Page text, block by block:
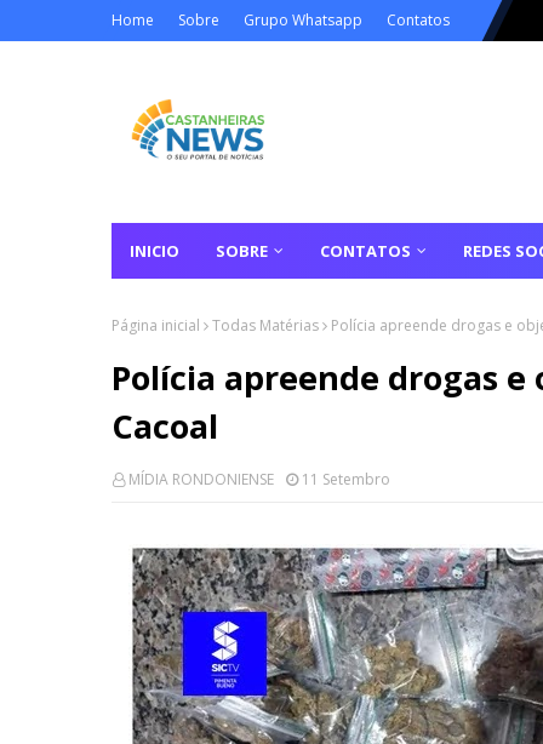
Home Sobre Grupo Whatsapp Contatos
INICIO SOBRE CONTATOS REDES
Página inicial Todas Matérias Polícia apreende drogas e
Polícia apreende drogas
Cacoal
MÍDIA RONDONIENSE 11 Setembro